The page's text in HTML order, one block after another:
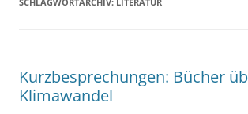
Kurzbesprechungen: Bücher
Klimawandel